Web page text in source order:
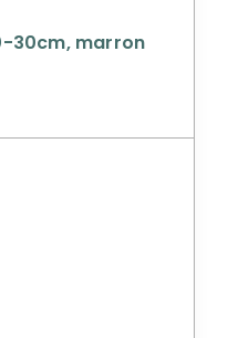
30cm, marron